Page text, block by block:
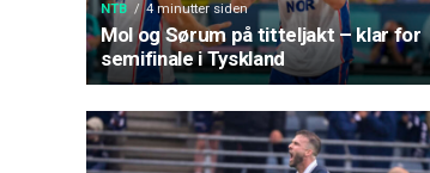
NTB 4 minutter siden
Mol og Sørum på titteljakt – klar for
semifinale i Tyskland